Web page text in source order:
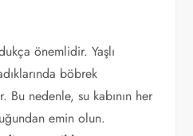
önemlidir. Yaşlı
böbrek
nedenle, su kabının her
emin olun.